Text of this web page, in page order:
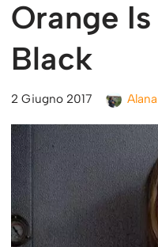
Orange
Black
2 Giugno 2017